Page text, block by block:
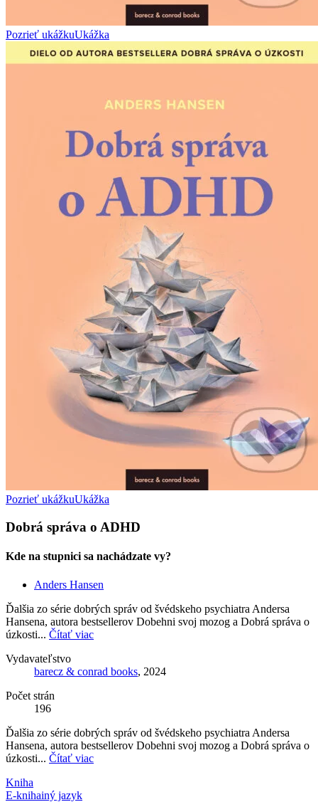
Pozrieť ukážkuUkážka
Pozrieť ukážkuUkážka
Dobrá správa o ADHD
Kde na stupnici sa nachádzate vy?
Anders Hansen
Ďalšia zo série dobrých správ od švédskeho psychiatra Andersa
Hansena, autora bestsellerov Dobehni svoj mozog a Dobrá správa o
úzkosti... Čítať viac
Vydavateľstvo
barecz & conrad books, 2024
Počet strán
196
Ďalšia zo série dobrých správ od švédskeho psychiatra Andersa
Hansena, autora bestsellerov Dobehni svoj mozog a Dobrá správa o
úzkosti... Čítať viac
Kniha
E-knihainý jazyk